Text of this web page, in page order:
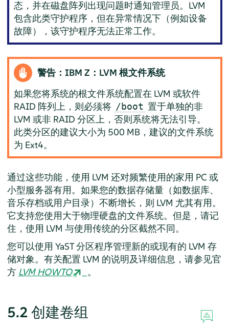
态，并在磁盘阵列出现问题时通知管理员。LVM
包含此类守护程序，但在异常情况下（例如设备
故障），该守护程序无法正常工作。
警告：IBM Z：LVM 根文件系统
如果您将系统的根文件系统配置在 LVM 或软件
RAID 阵列上，则必须将 /boot 置于单独的非
LVM 或非 RAID 分区上，否则系统将无法引导。
此类分区的建议大小为 500 MB，建议的文件系统
为 Ext4。
通过这些功能，使用 LVM 还对频繁使用的家用 PC 或
小型服务器有用。如果您的数据存储量（如数据库、
音乐存档或用户目录）不断增长，则 LVM 尤其有用。
它支持您使用大于物理硬盘的文件系统。但是，请记
住，使用 LVM 与使用传统的分区截然不同。
您可以使用 YaST 分区程序管理新的或现有的 LVM 存
储对象。有关配置 LVM 的说明及详细信息，请参见官
方 LVM HOWTO 。
5.2 创建卷组